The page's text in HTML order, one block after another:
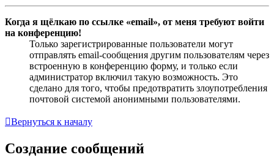
Когда я щёлкаю по ссылке «email», от меня требуют войти
на конференцию!
Только зарегистрированные пользователи могут
отправлять email-сообщения другим пользователям через
встроенную в конференцию форму, и только если
администратор включил такую возможность. Это
сделано для того, чтобы предотвратить злоупотребления
почтовой системой анонимными пользователями.
Вернуться к началу
Создание сообщений